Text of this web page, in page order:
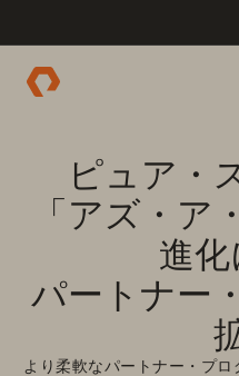
ピュア・
「アズ・ア
進
パートナー
より柔軟なパートナー・プ